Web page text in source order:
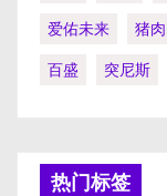
爱佑未来
猪肉
百盛
突尼斯
热门标签